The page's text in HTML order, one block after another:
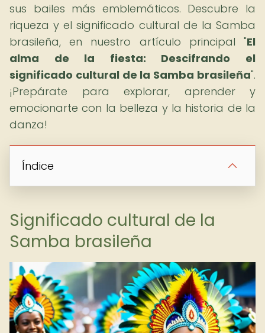
sus bailes más emblemáticos. Descubre la
riqueza y el significado cultural de la Samba
brasileña, en nuestro artículo principal "El
alma de la fiesta: Descifrando el
significado cultural de la Samba brasileña".
¡Prepárate para explorar, aprender y
emocionarte con la belleza y la historia de la
danza!
Índice
Significado cultural de la
Samba brasileña